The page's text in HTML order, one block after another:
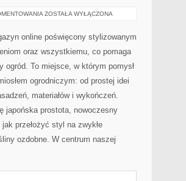
PIELĘGNACJA
CAŁY
ROK
ZOSTAŁA WYŁĄCZONA
online poświęcony stylizowanym
oraz wszystkiemu, co pomaga
ogród. To miejsce, w którym pomysł
ogrodniczym: od prostej idei
materiałów i wykończeń.
japońska prostota, nowoczesny
przełożyć styl na zwykłe
ozdobne. W centrum naszej